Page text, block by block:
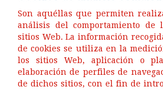
Son aquéllas que permiten
análisis del comportamiento de
sitios Web. La información
de cookies se utiliza en la
los sitios Web, aplicación o
elaboración de perfiles de
de dichos sitios, con el fin de